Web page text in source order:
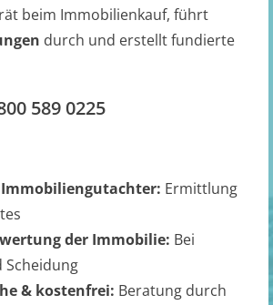
beim Immobilienkauf, führt
durch und erstellt fundierte
589 0225
Ermittlung
der Immobilie: Bei
Scheidung
& kostenfrei: Beratung durch